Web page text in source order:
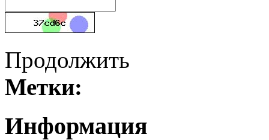
Продолжить
Метки:
Информация